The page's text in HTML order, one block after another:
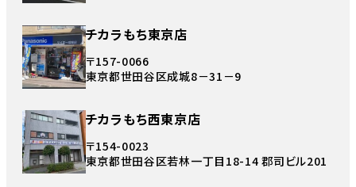
チカラもち東京店
〒157-0066
東京都世田谷区成城8－31－9
チカラもち西東京店
〒154-0023
東京都世田谷区若林一丁目18-14 郡司ビル201